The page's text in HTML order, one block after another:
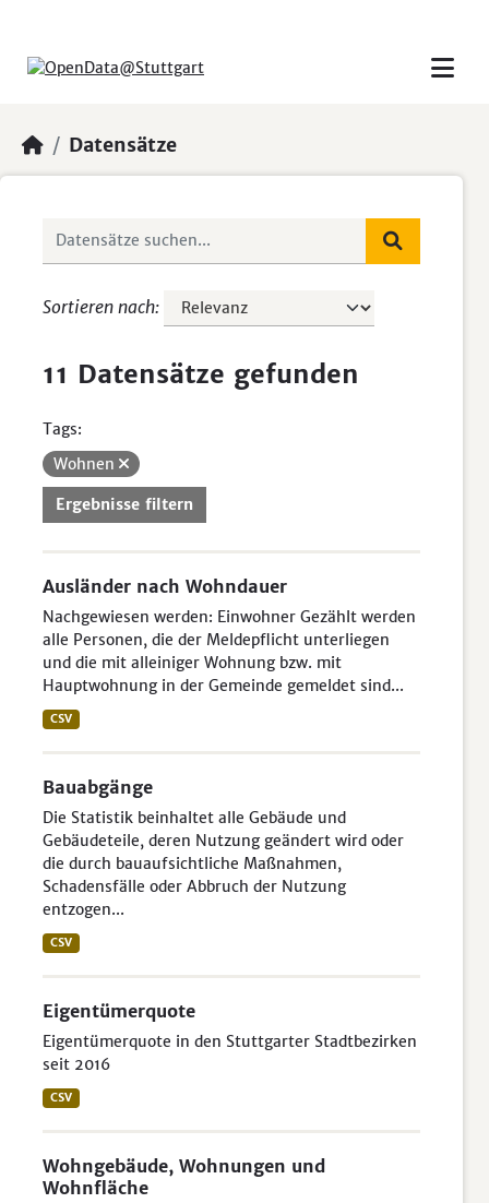
Datensätze
Sortieren nach
11 Datensätze gefunden
Tags:
Wohnen
Ergebnisse filtern
Ausländer nach Wohndauer
Nachgewiesen werden: Einwohner Gezählt werden
alle Personen, die der Meldepflicht unterliegen
und die mit alleiniger Wohnung bzw. mit
Hauptwohnung in der Gemeinde gemeldet sind...
CSV
Bauabgänge
Die Statistik beinhaltet alle Gebäude und
Gebäudeteile, deren Nutzung geändert wird oder
die durch bauaufsichtliche Maßnahmen,
Schadensfälle oder Abbruch der Nutzung
entzogen...
CSV
Eigentümerquote
Eigentümerquote in den Stuttgarter Stadtbezirken
seit 2016
CSV
Wohngebäude, Wohnungen und
Wohnfläche